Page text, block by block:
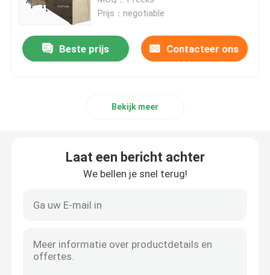
papieren zakdoekjesnijmachine
De Machine van het tweede Handpapieren zakdoekje
Prijs：negotiable
Beste prijs Contacteer ons
Bekijk meer
Laat een bericht achter
We bellen je snel terug!